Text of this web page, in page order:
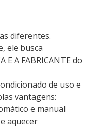
diferentes.
ele busca
E A FABRICANTE do
de uso e
vantagens:
e manual
aquecer